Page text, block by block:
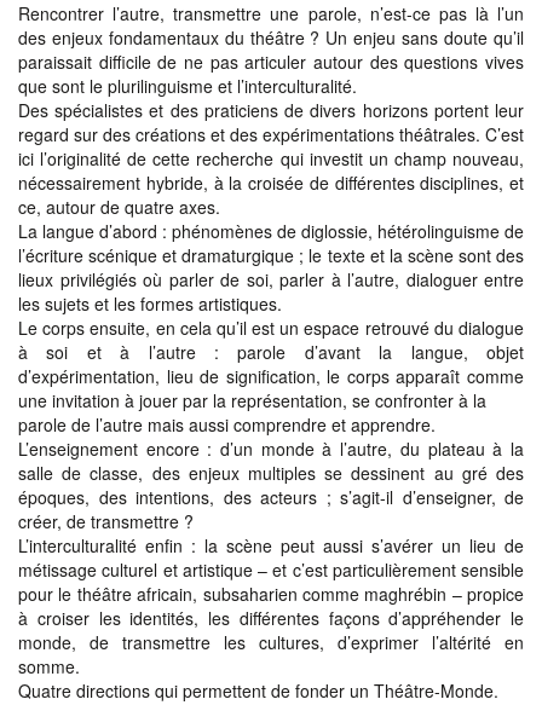
Rencontrer l’autre, transmettre une parole, n’est-ce pas là l’un
des enjeux fondamentaux du théâtre ? Un enjeu sans doute qu’il
paraissait difficile de ne pas articuler autour des questions vives
que sont le plurilinguisme et l’interculturalité.
Des spécialistes et des praticiens de divers horizons portent leur
regard sur des créations et des expérimentations théâtrales. C’est
ici l’originalité de cette recherche qui investit un champ nouveau,
nécessairement hybride, à la croisée de différentes disciplines, et
ce, autour de quatre axes.
La langue d’abord : phénomènes de diglossie, hétérolinguisme de
l’écriture scénique et dramaturgique ; le texte et la scène sont des
lieux privilégiés où parler de soi, parler à l’autre, dialoguer entre
les sujets et les formes artistiques.
Le corps ensuite, en cela qu’il est un espace retrouvé du dialogue
à soi et à l’autre : parole d’avant la langue, objet
d’expérimentation, lieu de signification, le corps apparaît comme
une invitation à jouer par la représentation, se confronter à la
parole de l’autre mais aussi comprendre et apprendre.
L’enseignement encore : d’un monde à l’autre, du plateau à la
salle de classe, des enjeux multiples se dessinent au gré des
époques, des intentions, des acteurs ; s’agit-il d’enseigner, de
créer, de transmettre ?
L’interculturalité enfin : la scène peut aussi s’avérer un lieu de
métissage culturel et artistique – et c’est particulièrement sensible
pour le théâtre africain, subsaharien comme maghrébin – propice
à croiser les identités, les différentes façons d’appréhender le
monde, de transmettre les cultures, d’exprimer l’altérité en
somme.
Quatre directions qui permettent de fonder un Théâtre-Monde.